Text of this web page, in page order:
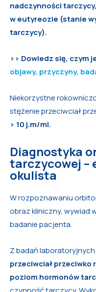
nadczynności
w eutyreozie (stanie
tarczycy).
>> Dowiedz się, czym
objawy, przyczyny,
Niekorzystne
stężenie przeciwciał
> 10 j.m/ml.
Diagnostyka
tarczycowej –
okulista
W rozpoznawaniu
obraz kliniczny, wywiad
badanie pacjenta.
Z badań
przeciwciał przeciwko
poziom hormonów